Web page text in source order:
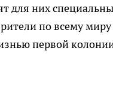
для них
по всему миру
первой